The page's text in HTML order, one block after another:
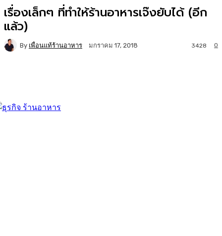
เรื่องเล็กๆ ที่ทำให้ร้านอาหารเจ๊งยับได้ (อีก
แล้ว)
By เพื่อนแท้ร้านอาหาร มกราคม 17, 2018 0
3428